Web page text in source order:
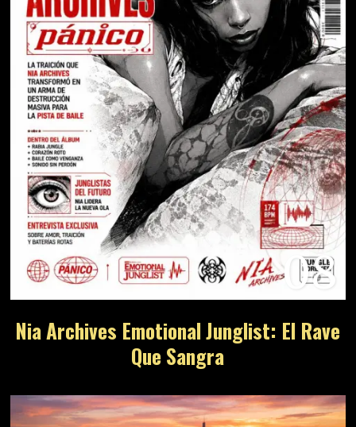
08
Nia Archives Emotional Junglist: El Rave
Que Sangra